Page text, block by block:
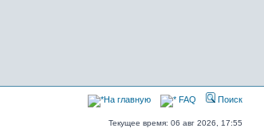
На главную FAQ Поиск
Текущее время: 06 авг 2026, 17:55